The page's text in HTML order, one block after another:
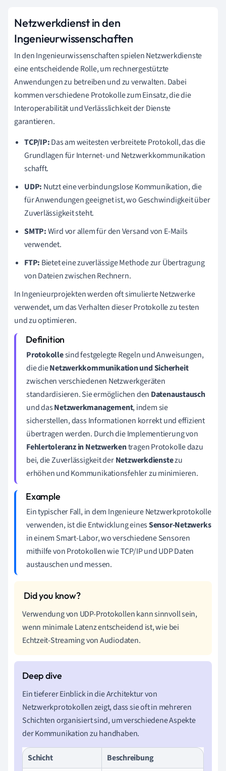
Netzwerkdienst in den
Ingenieurwissenschaften
In den Ingenieurwissenschaften spielen Netzwerkdienste
eine entscheidende Rolle, um rechnergestützte
Anwendungen zu betreiben und zu verwalten. Dabei
kommen verschiedene Protokolle zum Einsatz, die die
Interoperabilität und Verlässlichkeit der Dienste
garantieren.
TCP/IP:Das am weitesten verbreitete Protokoll, das die
Grundlagen für Internet- und Netzwerkkommunikation
schafft.
UDP: Nutzt eine verbindungslose Kommunikation, die
für Anwendungen geeignet ist, wo Geschwindigkeit über
Zuverlässigkeit steht.
SMTP:Wird vor allem für den Versand von E-Mails
verwendet.
FTP: Bietet eine zuverlässige Methode zur Übertragung
von Dateien zwischen Rechnern.
In Ingenieurprojekten werden oft simulierte Netzwerke
verwendet, um das Verhalten dieser Protokolle zu testen
und zu optimieren.
Protokollesind festgelegte Regeln und Anweisungen,
die dieNetzwerkkommunikation und Sicherheit
zwischen verschiedenen Netzwerkgeräten
standardisieren. Sie ermöglichen den Datenaustausch
und dasNetzwerkmanagement, indem sie
sicherstellen, dass Informationen korrekt und effizient
übertragen werden. Durch die Implementierung von
Fehlertoleranz in Netzwerkentragen Protokolle dazu
bei, die Zuverlässigkeit derNetzwerkdienstezu
erhöhen und Kommunikationsfehler zu minimieren.
Ein typischer Fall, in dem Ingenieure Netzwerkprotokolle
verwenden, ist die Entwicklung einesSensor-Netzwerks
in einem Smart-Labor, wo verschiedene Sensoren
mithilfe von Protokollen wie TCP/IP und UDP Daten
austauschen und messen.
Verwendung von UDP-Protokollen kann sinnvoll sein,
wenn minimale Latenz entscheidend ist, wie bei
Echtzeit-Streaming von Audiodaten.
Ein tieferer Einblick in die Architektur von
Netzwerkprotokollen zeigt, dass sie oft in mehreren
Schichten organisiert sind, um verschiedene Aspekte
der Kommunikation zu handhaben.
Schicht Beschreibung